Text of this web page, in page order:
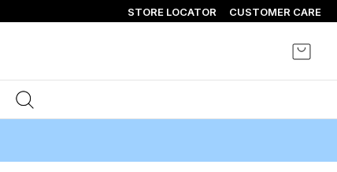
STORE LOCATOR CUSTOMER CARE
Mi